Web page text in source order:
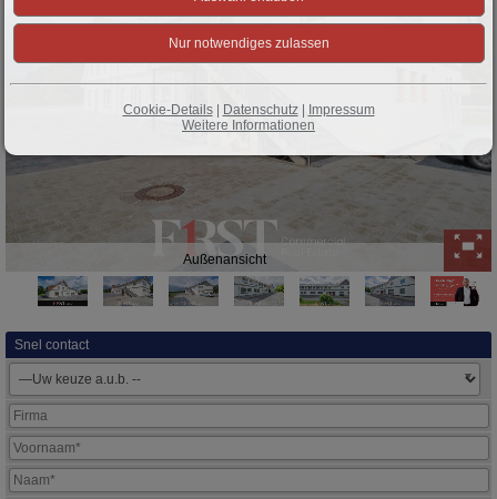
Außenansicht
Snel contact
Cookie-Details| Datenschutz| Impressum
Weitere Informationen